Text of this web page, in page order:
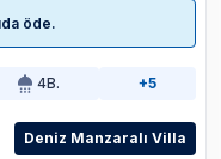
öde.
4B. +5
Deniz Manzaralı Villa